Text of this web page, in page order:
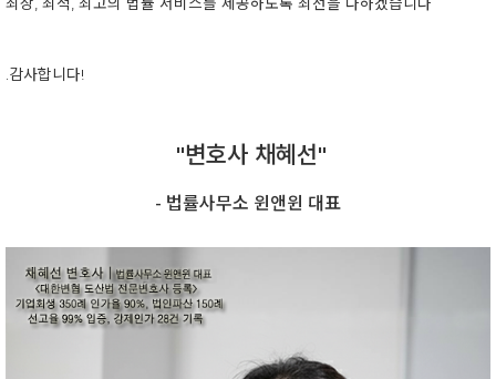
최상, 최적, 최고의 법률 서비스를 제공하도록 최선을 다하겠습니다
.감사합니다!
"변호사 채혜선"
- 법률사무소 윈앤윈 대표